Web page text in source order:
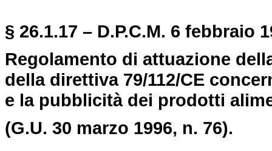
§ 26.1.17 – D.P.C.M. 6 febbraio
Regolamento di attuazione
della direttiva 79/112/CE
e la pubblicità dei prodotti
(G.U. 30 marzo 1996, n. 76).